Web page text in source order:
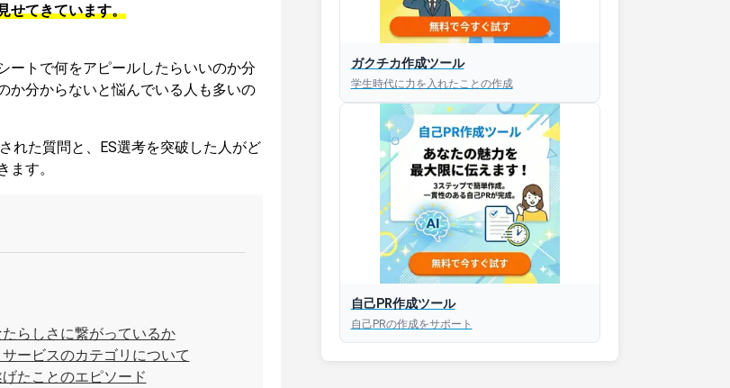
せてきています。
ートで何をアピールしたらいいのか分
か分からないと悩んでいる人も多いの
れた質問と、ES選考を突破した人がど
す。
らしさに繋がっているか
ービスのカテゴリについて
たことのエピソード
ガクチカ作成ツール
学生時代に力を入れたことの作成
自己PR作成ツール
自己PRの作成をサポート